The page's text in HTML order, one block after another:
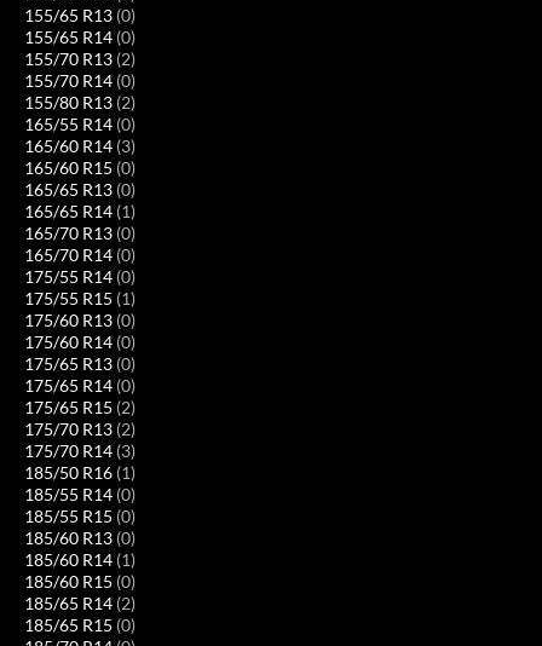
155/65 R13 (0)
155/65 R14 (0)
155/70 R13 (2)
155/70 R14 (0)
155/80 R13 (2)
165/55 R14 (0)
165/60 R14 (3)
165/60 R15 (0)
165/65 R13 (0)
165/65 R14 (1)
165/70 R13 (0)
165/70 R14 (0)
175/55 R14 (0)
175/55 R15 (1)
175/60 R13 (0)
175/60 R14 (0)
175/65 R13 (0)
175/65 R14 (0)
175/65 R15 (2)
175/70 R13 (2)
175/70 R14 (3)
185/50 R16 (1)
185/55 R14 (0)
185/55 R15 (0)
185/60 R13 (0)
185/60 R14 (1)
185/60 R15 (0)
185/65 R14 (2)
185/65 R15 (0)